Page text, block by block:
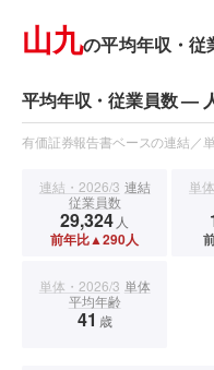
山九の平均年収・従
平均年収・従業員数 —
有価証券報告書ベースの連結／
連結・2026/3 連結
従業員数
29,324 人
前年比▲290人
単
単体・2026/3 単体
平均年齢
41 歳